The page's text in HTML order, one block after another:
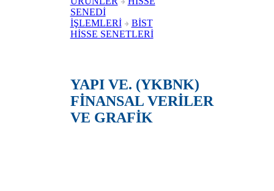
SENEDİ
İŞLEMLERİ
BİST
HİSSE SENETLERİ
YAPI VE. (YKBNK)
FİNANSAL VERİLER
VE GRAFİK